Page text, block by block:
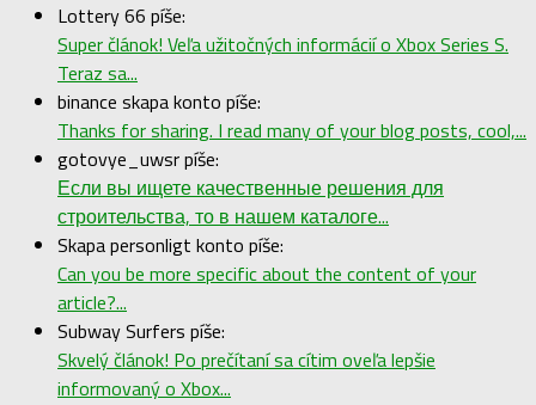
Lottery 66 píše:
Super článok! Veľa užitočných informácií o Xbox Series S.
Teraz sa...
binance skapa konto píše:
Thanks for sharing. I read many of your blog posts, cool,...
gotovye_uwsr píše:
Если вы ищете качественные решения для
строительства, то в нашем каталоге...
Skapa personligt konto píše:
Can you be more specific about the content of your
article?...
Subway Surfers píše:
Skvelý článok! Po prečítaní sa cítim oveľa lepšie
informovaný o Xbox...